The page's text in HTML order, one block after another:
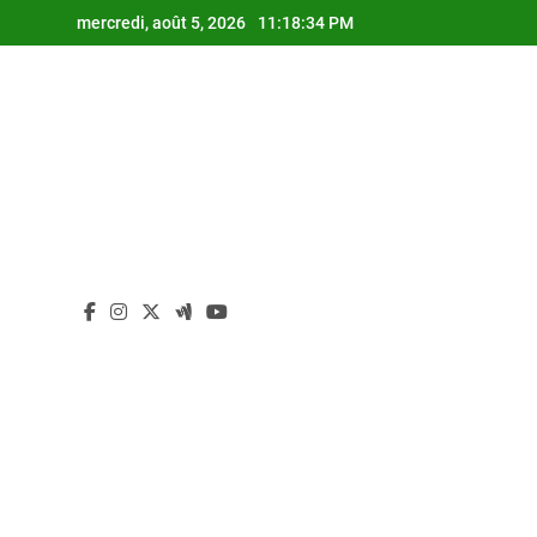
to
mercredi, août 5, 2026 11:18:35 PM